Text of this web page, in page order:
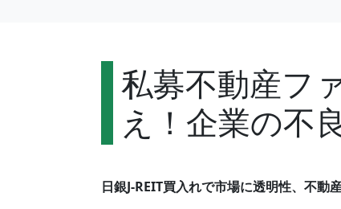
私募不動産フ
え！企業の不
日銀J-REIT買入れで市場に透明性、不動